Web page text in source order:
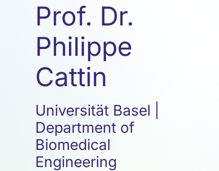
Prof. Dr.
Philippe
Cattin
Universität Basel |
Department of
Biomedical
Engineering